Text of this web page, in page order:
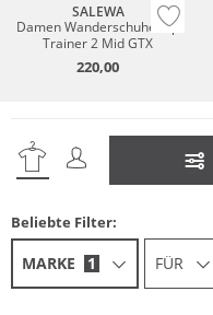
SALEWA
Damen Wanderschuhe Alp
Trainer 2 Mid GTX
220,00
Beliebte Filter:
MARKE 1 FÜR